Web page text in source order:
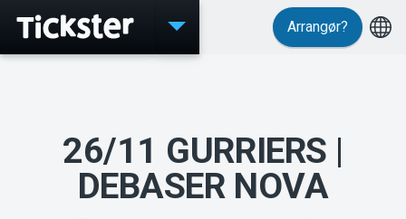
Arrangør?
26/11 GURRIERS |
DEBASER NOVA